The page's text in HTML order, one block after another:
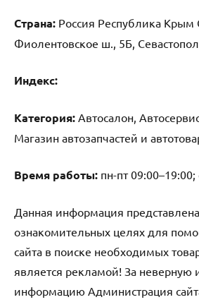
Страна: Россия Республика Крым
Фиолентовское ш., 5Б,
Индекс:
Категория: Автосалон,
Магазин автозапчастей и
Время работы: пн-пт
Данная информация
ознакомительных целях для
сайта в поиске необходимых
является рекламой! За
информацию Администрация